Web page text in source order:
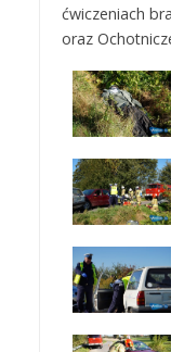
ćwiczeniach
oraz